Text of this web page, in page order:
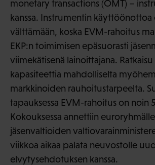
monetary transactions (OMT) –
kanssa. Instrumentin
välttämään, koska EVM-rahoitus
EKP:n toimimisen epäsuorasti
viimekätisenä lainoittajana. Ratkaisu
kapasiteettia mahdolliselta
markkinoiden rauhoitustarpeelta.
tapauksessa EVM-rahoitus on noin
Kokouksessa annettiin
jäsenvaltioiden
viikkoa aikaa palata neuvostolle
elvytysehdotuksen kanssa.